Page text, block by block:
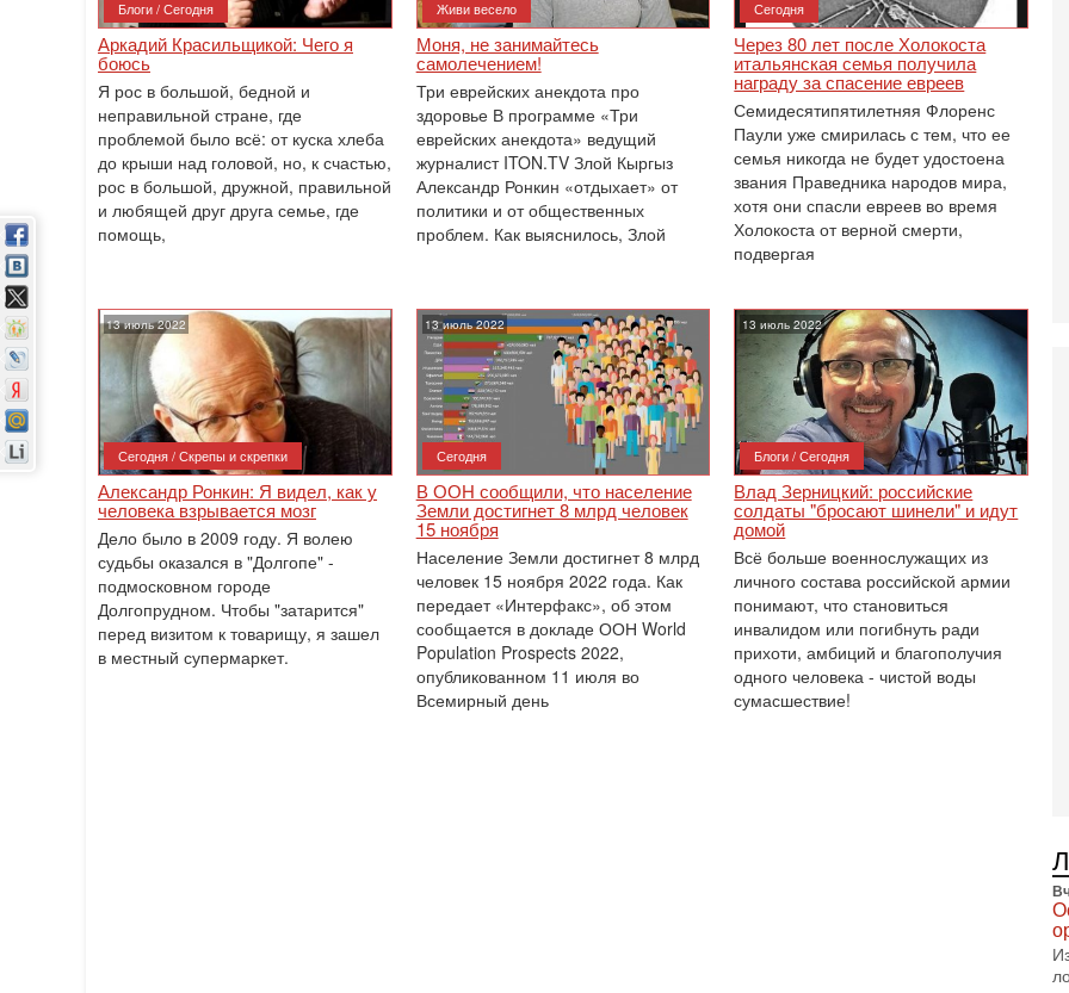
Блоги / Сегодня
Аркадий Красильщикой: Чего я
боюсь
Я рос в большой, бедной и
неправильной стране, где
проблемой было всё: от куска хлеба
до крыши над головой, но, к счастью,
рос в большой, дружной, правильной
и любящей друг друга семье, где
помощь,
Живи весело
Моня, не занимайтесь
самолечением!
Три еврейских анекдота про
здоровье В программе «Три
еврейских анекдота» ведущий
журналист ITON.TV Злой Кыргыз
Александр Ронкин «отдыхает» от
политики и от общественных
проблем. Как выяснилось, Злой
Сегодня
Через 80 лет после Холокоста
итальянская семья получила
награду за спасение евреев
Семидесятипятилетняя Флоренс
Паули уже смирилась с тем, что ее
семья никогда не будет удостоена
звания Праведника народов мира,
хотя они спасли евреев во время
Холокоста от верной смерти,
подвергая
13 июль 2022
Сегодня / Скрепы и скрепки
Александр Ронкин: Я видел, как у
человека взрывается мозг
Дело было в 2009 году. Я волею
судьбы оказался в "Долгопе" -
подмосковном городе
Долгопрудном. Чтобы "затарится"
перед визитом к товарищу, я зашел
в местный супермаркет.
13 июль 2022
Сегодня
В ООН сообщили, что население
Земли достигнет 8 млрд человек
15 ноября
Население Земли достигнет 8 млрд
человек 15 ноября 2022 года. Как
передает «Интерфакс», об этом
сообщается в докладе ООН World
Population Prospects 2022,
опубликованном 11 июля во
Всемирный день
13 июль 2022
Блоги / Сегодня
Влад Зерницкий: российские
солдаты "бросают шинели" и идут
домой
Всё больше военнослужащих из
личного состава российской армии
понимают, что становиться
инвалидом или погибнуть ради
прихоти, амбиций и благополучия
одного человека - чистой воды
сумасшествие!
1-